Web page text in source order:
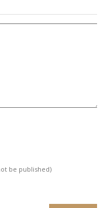
be published)